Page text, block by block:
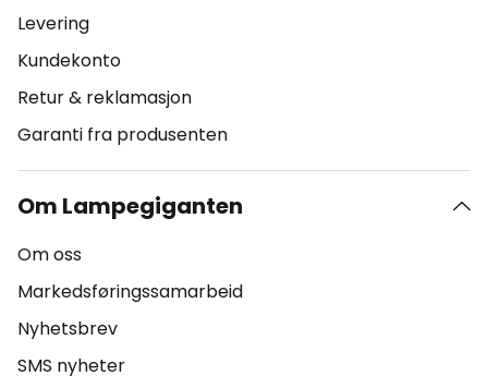
Levering
Kundekonto
Retur & reklamasjon
Garanti fra produsenten
Om Lampegiganten
Om oss
Markedsføringssamarbeid
Nyhetsbrev
SMS nyheter